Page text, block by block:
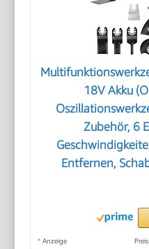
18V Akku
Zubehör, 6
Entfernen,
* Anzeige